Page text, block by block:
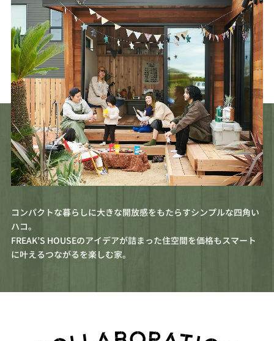
コンパクトな暮らしに大きな開放感をもたらすシンプルな四角い
ハコ。
FREAK’S HOUSEのアイデアが詰まった住空間を価格もスマート
に叶えるつながるを楽しむ家。